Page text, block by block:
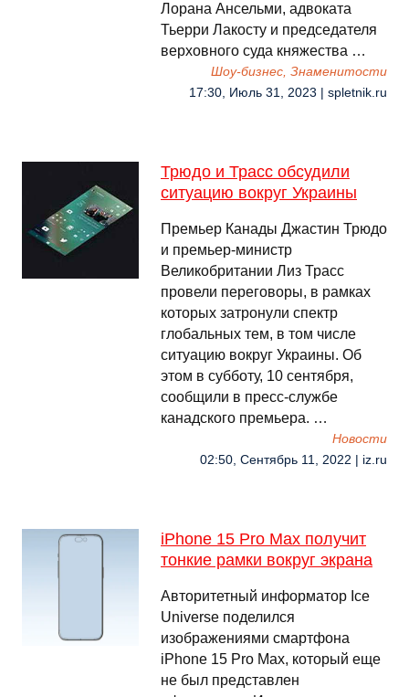
Лорана Ансельми, адвоката
Тьерри Лакосту и председателя
верховного суда княжества …
Шоу-бизнес, Знаменитости
17:30, Июль 31, 2023 | spletnik.ru
Трюдо и Трасс обсудили
ситуацию вокруг Украины
Премьер Канады Джастин Трюдо
и премьер-министр
Великобритании Лиз Трасс
провели переговоры, в рамках
которых затронули спектр
глобальных тем, в том числе
ситуацию вокруг Украины. Об
этом в субботу, 10 сентября,
сообщили в пресс-службе
канадского премьера. …
Новости
02:50, Сентябрь 11, 2022 | iz.ru
iPhone 15 Pro Max получит
тонкие рамки вокруг экрана
Авторитетный информатор Ice
Universe поделился
изображениями смартфона
iPhone 15 Pro Max, который еще
не был представлен